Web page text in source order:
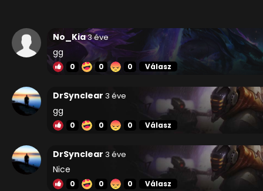
No_Kia3 éve
gg
0 0 0 Válasz
DrSynclear 3 éve
gg
0 0 0 Válasz
DrSynclear 3 éve
Nice
0 0 0 Válasz